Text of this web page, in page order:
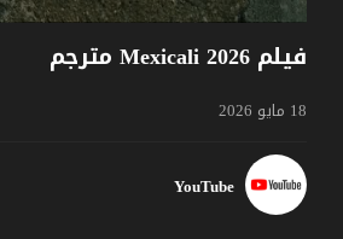
فيلم Mexicali 2026 مترجم
18 مايو 2026
YouTube